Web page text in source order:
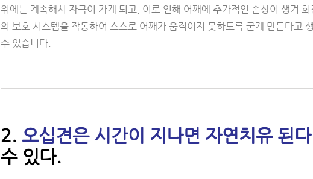
위에는 계속해서 자극이 가게 되고, 이로 인해 어깨에 추가적인 손상이 생겨
의 보호 시스템을 작동하여 스스로 어깨가 움직이지 못하도록 굳게 만든다고
수 있습니다.
2. 오십견은 시간이 지나면 자연치유 된
수 있다.